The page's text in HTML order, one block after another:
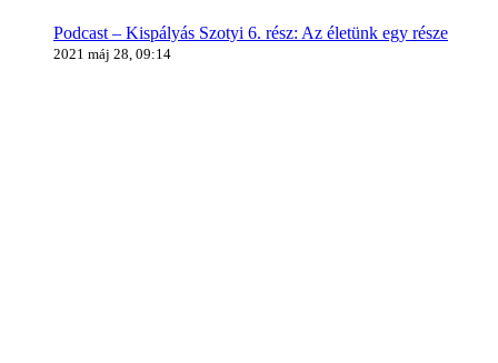
Podcast – Kispályás Szotyi 6. rész: Az életünk egy része
2021 máj 28, 09:14